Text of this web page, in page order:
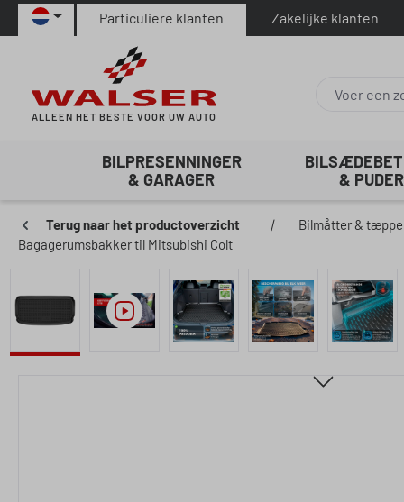
de hoofdinhoud
Ga naar de zoekopdracht
Ga naar de hoofdnavigatie
Particuliere klanten Zakelijke klanten
ALLEEN HET BESTE VOOR UW AUTO
BILPRESENNINGER
& GARAGER
& PUDER
Terug naar het productoverzicht |
Bilmåtter &
Bagagerumsbakker til Mitsubishi Colt
Afbeeldingengalerij overslaan